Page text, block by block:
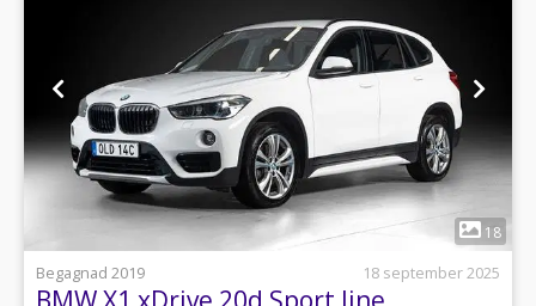
1
18
Begagnad 2019
18 september 2025